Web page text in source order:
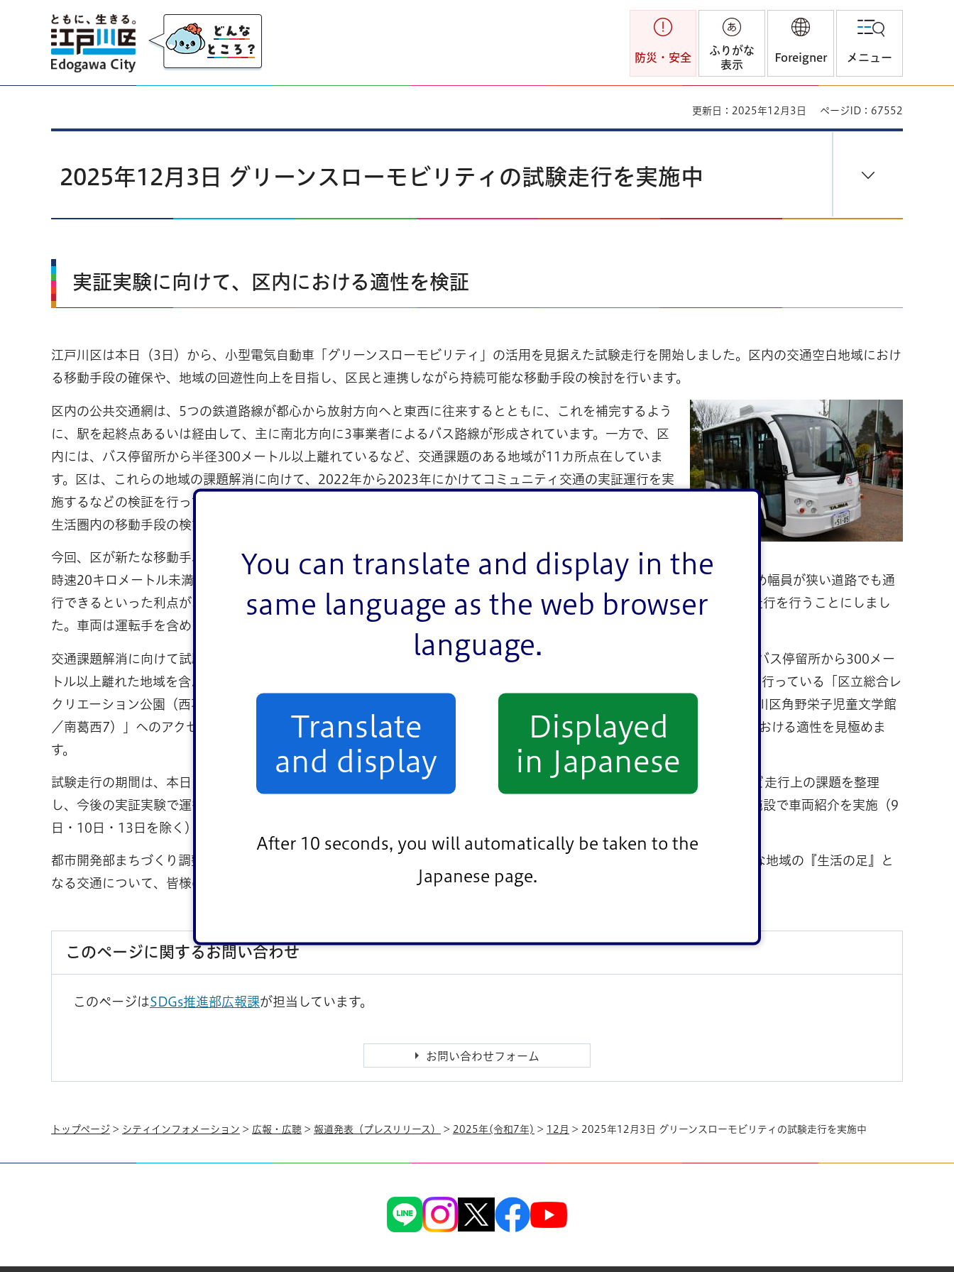
You can translate and display in the
same language as the web browser
language.
Translate
and display
Displayed
in Japanese
After 10 seconds, you will automatically be taken to the
Japanese page.
江戸川区
防災・安全
ふりがな
表示
Foreigner メニュー
更新日：2025年12月3日 ページID：67552
2025年12月3日 グリーンスローモビリティの試験走行を実施中
実証実験に向けて、区内における適性を検証
江戸川区は本日（3日）から、小型電気自動車「グリーンスローモビリティ」の活用を見据えた試験走行を開始しました。区内の交通空白地域におけ
る移動手段の確保や、地域の回遊性向上を目指し、区民と連携しながら持続可能な移動手段の検討を行います。
区内の公共交通網は、5つの鉄道路線が都心から放射方向へと東西に往来するとともに、これを補完するよう
に、駅を起終点あるいは経由して、主に南北方向に3事業者によるバス路線が形成されています。一方で、区
内には、バス停留所から半径300メートル以上離れているなど、交通課題のある地域が11カ所点在していま
す。区は、これらの地域の課題解消に向けて、2022年から2023年にかけてコミュニティ交通の実証運行を実
施するなどの検証を行ってきました。また、全国的に運転手不足によるバスの減便や路線縮小などもあり、
生活圏内の移動手段の検討が近隣区においても進められています。
今回、区が新たな移動手段として導入を検討しているのは、小型電気自動車「グリーンスローモビリティ」。
時速20キロメートル未満で公道を走行する車両です。二酸化炭素の排出を抑え環境負荷を軽減できるほか、車幅が小さいため幅員が狭い道路でも通
行できるといった利点があります。区は、グリーンスローモビリティ導入の適性を検証するため、リース車両を使った試験走行を行うことにしまし
た。車両は運転手を含めて8人乗りで、普通免許を持っていれば誰でも運転することができます。
交通課題解消に向けて試験走行を行うのは、上一色地区周辺と、「なごみの家瑞江（江戸川2）」周辺の2地区。いずれも、バス停留所から300メー
トル以上離れた地域を含んでおり、「生活の足」となる移動手段の確保が求められています。また、現在リニューアル工事を行っている「区立総合レ
クリエーション公園（西葛西6から南葛西7）」周辺でも試験走行を実施。公園周辺の回遊性向上や、「魔法の文学館（江戸川区角野栄子児童文学館
／南葛西7）」へのアクセス向上の可能性を検討します。各地区での交通状況を踏まえ、グリーンスローモビリティの区内における適性を見極めま
す。
試験走行の期間は、本日（3日）から17日（水曜日）まで。各地域を巡回しながら、生活道路の安全性や後続車への影響など走行上の課題を整理
し、今後の実証実験で運行するルートを検証します。また、7日（日曜日）から14日（日曜日）にかけて、当該地区の地域施設で車両紹介を実施（9
日・10日・13日を除く）。地域住民を対象に車両の紹介や乗車体験を行い、地域の声を聞くとともに理解を呼びかけます。
都市開発部まちづくり調整課の大坂博昭（おおさかひろあき）課長は、「昨今のバス運転手不足の課題のある中、持続可能な地域の『生活の足』と
なる交通について、皆様の声を聞きながら一緒に考え、実現に向けて取り組んでいきたい」と話しています。
このページに関するお問い合わせ
このページはSDGs推進部広報課が担当しています。
トップページ > シティインフォメーション > 広報・広聴 > 報道発表（プレスリリース） > 2025年(令和7年) > 12月 > 2025年12月3日 グリーンスローモビリティの試験走行を実施中